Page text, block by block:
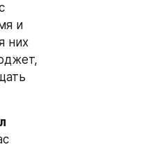
и
них